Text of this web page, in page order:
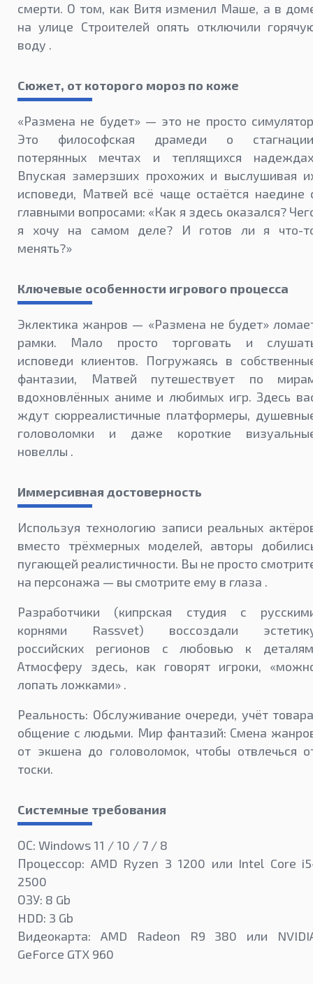
смерти. О том, как Витя изменил Маше, а в
на улице Строителей опять отключили
воду .
Сюжет, от которого мороз по коже
«Размена не будет» — это не просто
Это философская драмеди о
потерянных мечтах и теплящихся
Впуская замерзших прохожих и выслушивая
исповеди, Матвей всё чаще остаётся наедине
главными вопросами: «Как я здесь оказался?
я хочу на самом деле? И готов ли я что-
менять?»
Ключевые особенности игрового процесса
Эклектика жанров — «Размена не будет»
рамки. Мало просто торговать и
исповеди клиентов. Погружаясь в
фантазии, Матвей путешествует по
вдохновлённых аниме и любимых игр. Здесь
ждут сюрреалистичные платформеры,
головоломки и даже короткие
новеллы .
Иммерсивная достоверность
Используя технологию записи реальных
вместо трёхмерных моделей, авторы
пугающей реалистичности. Вы не просто
на персонажа — вы смотрите ему в глаза .
Разработчики (кипрская студия с
корнями Rassvet) воссоздали
российских регионов с любовью к
Атмосферу здесь, как говорят игроки,
лопать ложками» .
Реальность: Обслуживание очереди, учёт
общение с людьми. Мир фантазий: Смена
от экшена до головоломок, чтобы отвлечься
тоски.
Системные требования
ОС: Windows 11 / 10 / 7 / 8
Процессор: AMD Ryzen 3 1200 или Intel Core
2500
ОЗУ: 8 Gb
HDD: 3 Gb
Видеокарта: AMD Radeon R9 380 или
GeForce GTX 960